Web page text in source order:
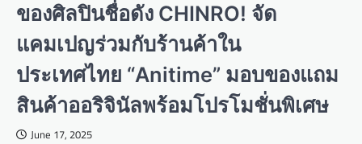
ของศิลปินชื่อดัง CHINRO! จัด
แคมเปญร่วมกับร้านค้าใน
ประเทศไทย “Anitime” มอบของแถม
สินค้าออริจินัลพร้อมโปรโมชั่นพิเศษ
June 17, 2025